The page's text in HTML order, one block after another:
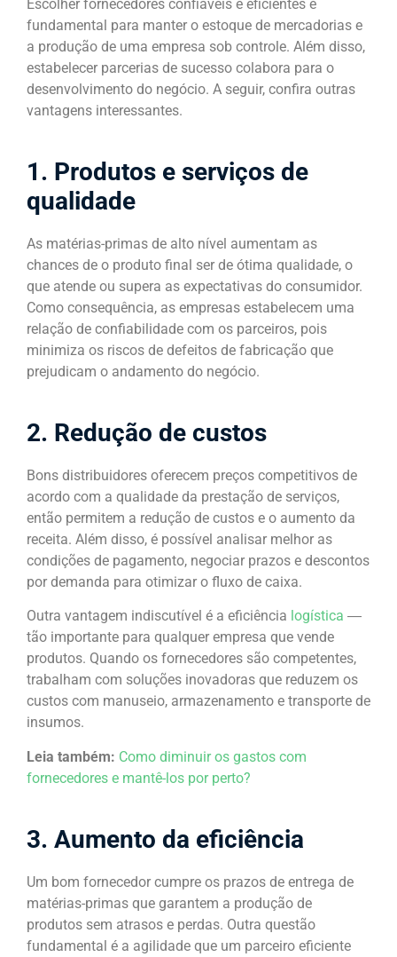
Escolher fornecedores confiáveis e eficientes é
fundamental para manter o estoque de mercadorias e
a produção de uma empresa sob controle. Além disso,
estabelecer parcerias de sucesso colabora para o
desenvolvimento do negócio. A seguir, confira outras
vantagens interessantes.
1. Produtos e serviços de
qualidade
As matérias-primas de alto nível aumentam as
chances de o produto final ser de ótima qualidade, o
que atende ou supera as expectativas do consumidor.
Como consequência, as empresas estabelecem uma
relação de confiabilidade com os parceiros, pois
minimiza os riscos de defeitos de fabricação que
prejudicam o andamento do negócio.
2. Redução de custos
Bons distribuidores oferecem preços competitivos de
acordo com a qualidade da prestação de serviços,
então permitem a redução de custos e o aumento da
receita. Além disso, é possível analisar melhor as
condições de pagamento, negociar prazos e descontos
por demanda para otimizar o fluxo de caixa.
Outra vantagem indiscutível é a eficiência logística ―
tão importante para qualquer empresa que vende
produtos. Quando os fornecedores são competentes,
trabalham com soluções inovadoras que reduzem os
custos com manuseio, armazenamento e transporte de
insumos.
Leia também: Como diminuir os gastos com
fornecedores e mantê-los por perto?
3. Aumento da eficiência
Um bom fornecedor cumpre os prazos de entrega de
matérias-primas que garantem a produção de
produtos sem atrasos e perdas. Outra questão
fundamental é a agilidade que um parceiro eficiente